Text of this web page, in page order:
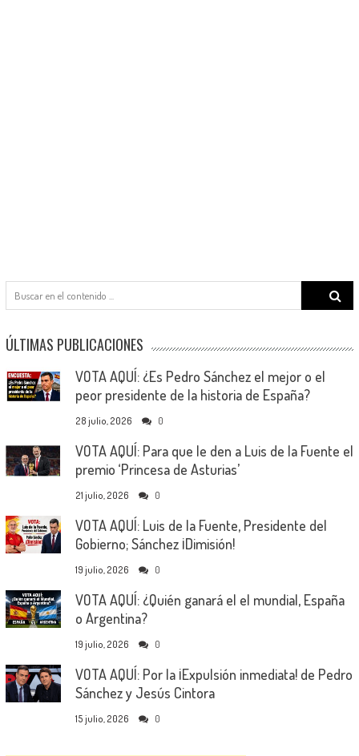
Search
for:
ÚLTIMAS PUBLICACIONES
VOTA AQUÍ: ¿Es Pedro Sánchez el mejor o el
peor presidente de la historia de España?
28 julio, 2026 0
VOTA AQUÍ: Para que le den a Luis de la Fuente el
premio ‘Princesa de Asturias’
21 julio, 2026 0
VOTA AQUÍ: Luis de la Fuente, Presidente del
Gobierno; Sánchez ¡Dimisión!
19 julio, 2026 0
VOTA AQUÍ: ¿Quién ganará el el mundial, España
o Argentina?
19 julio, 2026 0
VOTA AQUÍ: Por la ¡Expulsión inmediata! de Pedro
Sánchez y Jesús Cintora
15 julio, 2026 0